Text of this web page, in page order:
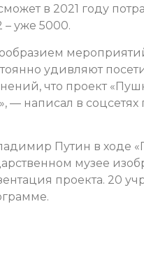
в 2021 году
– уже 5000.
удивляют
что проект
написал в соцсетях
Путин в ходе
музее
проекта. 20